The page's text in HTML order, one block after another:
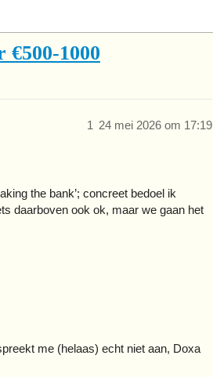
1000
24 mei 2026 om 17:19
1
the bank’; concreet bedoel ik
daarboven ook ok, maar we gaan het
me (helaas) echt niet aan, Doxa